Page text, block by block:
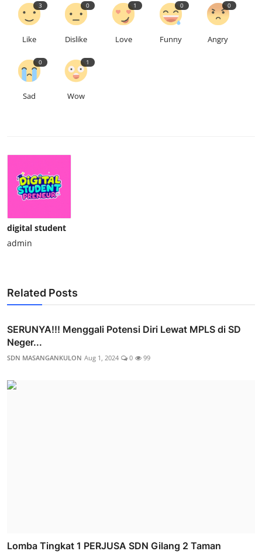
3
Like
0
Dislike
1
Love
0
Funny
0
Angry
0
Sad
1
Wow
digital student
admin
Related Posts
SERUNYA!!! Menggali Potensi Diri Lewat MPLS di SD
Neger...
SDN MASANGANKULON Aug 1, 2024 0 99
Lomba Tingkat 1 PERJUSA SDN Gilang 2 Taman